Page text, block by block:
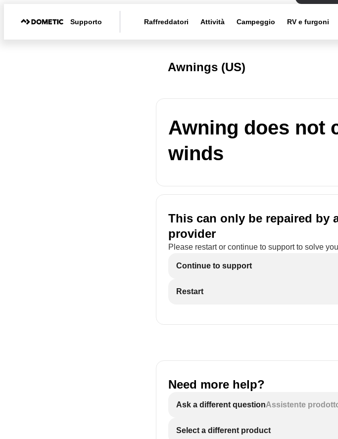
Supporto Raffreddatori Attività Campeggio RV e furgoni
Awnings (US)
Awning does not
winds
This can only be repaired by
provider
Please restart or continue to support to solve
Continue to support
Restart
Need more help?
Ask a different questionAssistente
Select a different product